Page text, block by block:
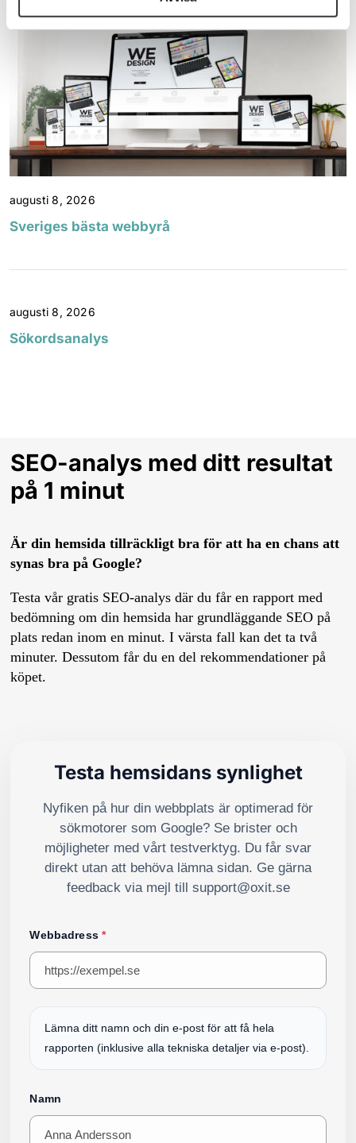
augusti 8, 2026
Sveriges bästa webbyrå
augusti 8, 2026
Sökordsanalys
SEO-analys med ditt resultat
på 1 minut
Är din hemsida tillräckligt bra för att ha en chans att
synas bra på Google?
Testa vår gratis SEO-analys där du får en rapport med
bedömning om din hemsida har grundläggande SEO på
plats redan inom en minut. I värsta fall kan det ta två
minuter. Dessutom får du en del rekommendationer på
köpet.
Testa hemsidans synlighet
Nyfiken på hur din webbplats är optimerad för
sökmotorer som Google? Se brister och
möjligheter med vårt testverktyg. Du får svar
direkt utan att behöva lämna sidan. Ge gärna
feedback via mejl till support@oxit.se
Webbadress *
Lämna ditt namn och din e-post för att få hela
rapporten (inklusive alla tekniska detaljer via e-post).
Namn